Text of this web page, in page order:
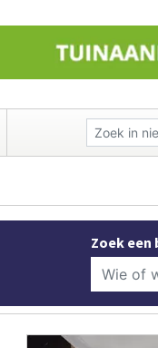
Zoek een